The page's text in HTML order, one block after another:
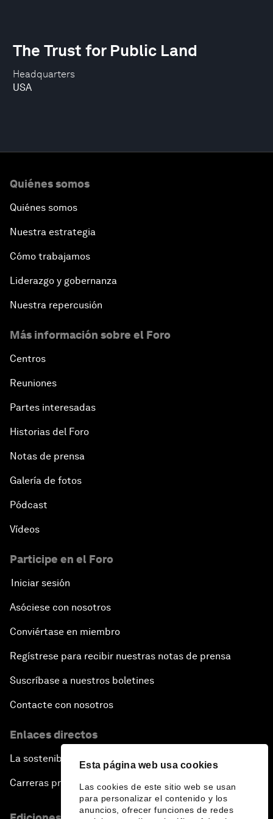
Esta página web usa cookies
Las cookies de este sitio web se usan
para personalizar el contenido y los
anuncios, ofrecer funciones de redes
Headquarters
USA
The Trust for Public Land
Quiénes somos
Quiénes somos
Nuestra estrategia
Cómo trabajamos
Liderazgo y gobernanza
Nuestra repercusión
Más información sobre el Foro
Centros
Reuniones
Partes interesadas
Historias del Foro
Notas de prensa
Galería de fotos
Pódcast
Vídeos
Participe en el Foro
Iniciar sesión
Asóciese con nosotros
Conviértase en miembro
Regístrese para recibir nuestras notas de prensa
Suscríbase a nuestros boletines
Contacte con nosotros
Enlaces directos
La sostenibilidad en el Foro
Carreras profesionales